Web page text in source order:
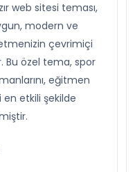
web sitesi teması,
modern ve
çevrimiçi
Bu özel tema, spor
eğitmen
etkili şekilde